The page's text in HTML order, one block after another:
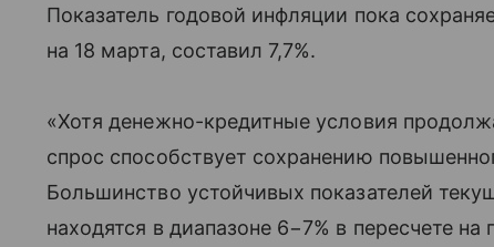
Показатель годовой инфляции пока
на 18 марта, составил 7,7%.
«Хотя денежно-кредитные условия
спрос способствует сохранению
Большинство устойчивых показателей
находятся в диапазоне 6−7% в пересчете